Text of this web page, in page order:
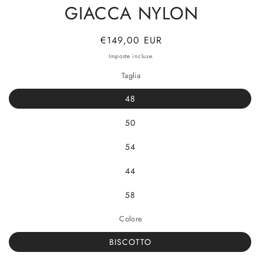
GIACCA NYLON
Prezzo
di
€149,00 EUR
Imposte incluse.
Taglia
48
50
54
44
58
Colore
BISCOTTO